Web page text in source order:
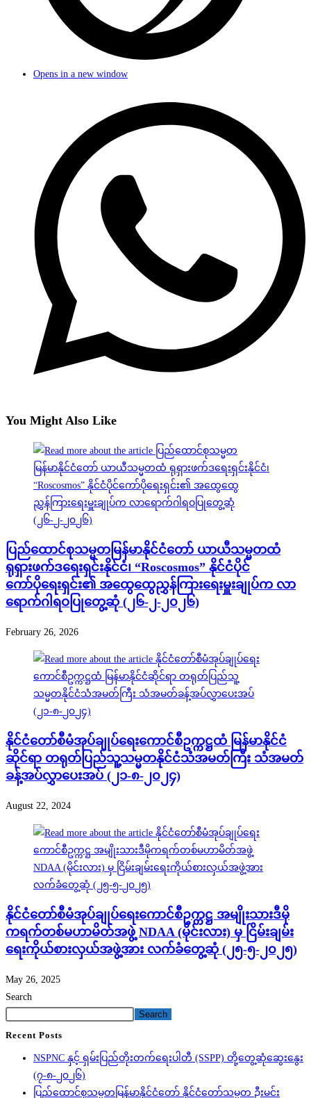
Opens in a new window
You Might Also Like
ပြည်ထောင်စုသမ္မတမြန်မာနိုင်ငံတော် ယာယီသမ္မတထံ
ရုရှားဖက်ဒရေးရှင်းနိုင်ငံ၊ “Roscosmos” နိုင်ငံပိုင်
ကော်ပိုရေးရှင်း၏ အထွေထွေညွှန်ကြားရေးမှူးချုပ်က လာ
ရောက်ဂါရဝပြုတွေ့ဆုံ (၂၆-၂-၂၀၂၆)
February 26, 2026
နိုင်ငံတော်စီမံအုပ်ချုပ်ရေးကောင်စီဥက္ကဋ္ဌထံ မြန်မာနိုင်ငံ
ဆိုင်ရာ တရုတ်ပြည်သူ့သမ္မတနိုင်ငံသံအမတ်ကြီး သံအမတ်
ခန့်အပ်လွှာပေးအပ် (၂၁-၈-၂၀၂၄)
August 22, 2024
နိုင်ငံတော်စီမံအုပ်ချုပ်ရေးကောင်စီဥက္ကဋ္ဌ အမျိုးသားဒီမို
ကရက်တစ်မဟာမိတ်အဖွဲ့ NDAA (မိုင်းလား) မှ ငြိမ်းချမ်း
ရေးကိုယ်စားလှယ်အဖွဲ့အား လက်ခံတွေ့ဆုံ (၂၅-၅-၂၀၂၅)
May 26, 2025
Search
Search
Recent Posts
NSPNC နှင့် ရှမ်းပြည်တိုးတက်ရေးပါတီ (SSPP) တို့တွေ့ဆုံဆွေးနွေး
(၇-၈-၂၀၂၆)
ပြည်ထောင်စုသမ္မတမြန်မာနိုင်ငံတော် နိုင်ငံတော်သမ္မတ ဦးမင်း